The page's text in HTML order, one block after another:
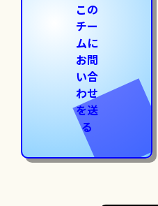
この
チー
ムに
お問
い合
わせ
を送
る